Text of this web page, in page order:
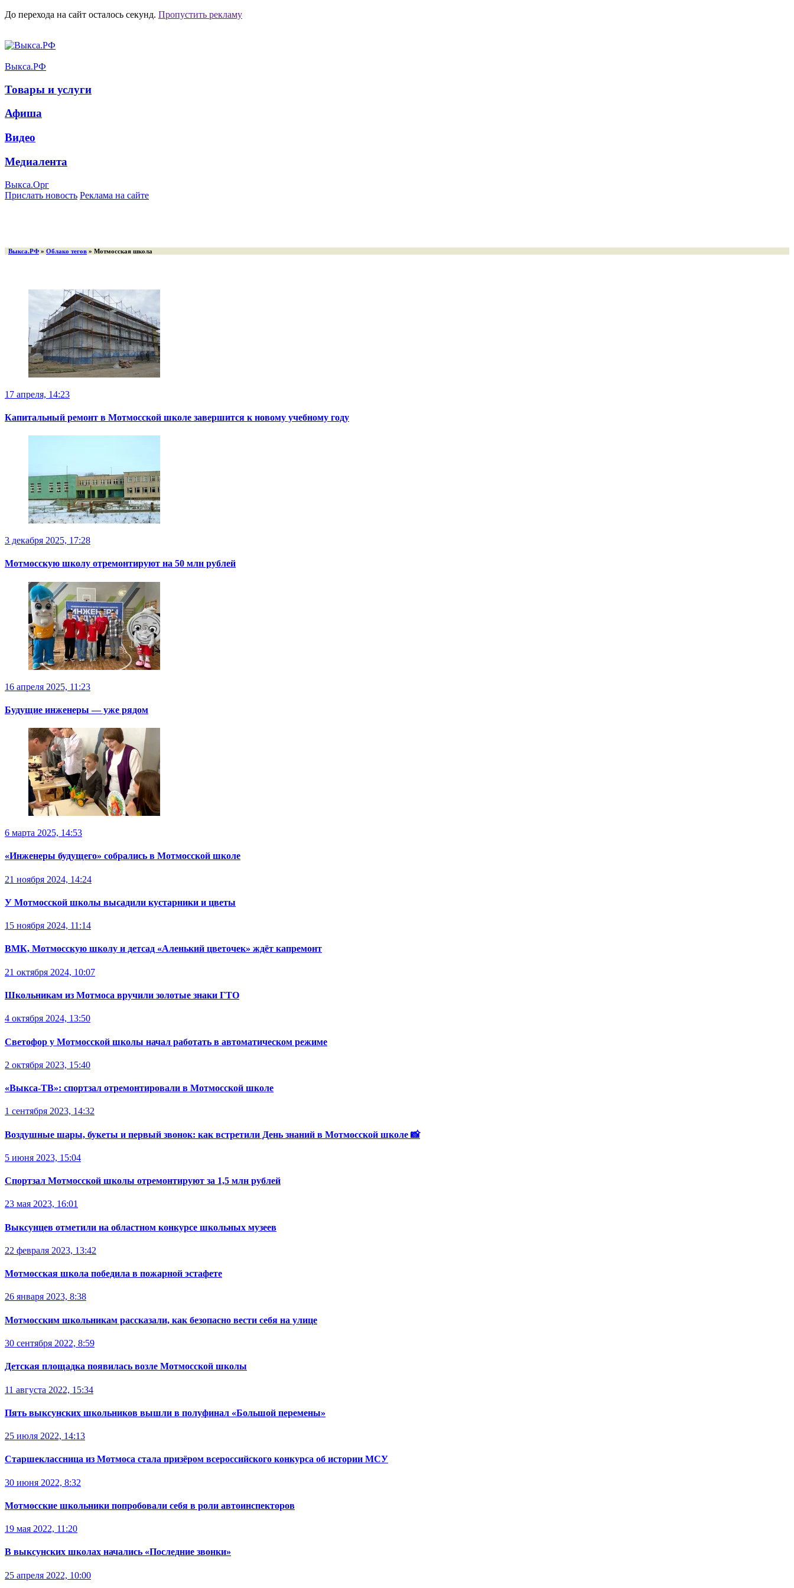
До перехода на сайт осталось секунд. Пропустить рекламу
Выкса.РФ
Товары и услуги
Афиша
Видео
Медиалента
Выкса.Орг
Прислать новость Реклама на сайте
Выкса.РФ » Облако тегов » Мотмосская школа
17 апреля, 14:23
Капитальный ремонт в Мотмосской школе завершится к новому учебному году
3 декабря 2025, 17:28
Мотмосскую школу отремонтируют на 50 млн рублей
16 апреля 2025, 11:23
Будущие инженеры — уже рядом
6 марта 2025, 14:53
«Инженеры будущего» собрались в Мотмосской школе
21 ноября 2024, 14:24
У Мотмосской школы высадили кустарники и цветы
15 ноября 2024, 11:14
ВМК, Мотмосскую школу и детсад «Аленький цветочек» ждёт капремонт
21 октября 2024, 10:07
Школьникам из Мотмоса вручили золотые знаки ГТО
4 октября 2024, 13:50
Светофор у Мотмосской школы начал работать в автоматическом режиме
2 октября 2023, 15:40
«Выкса-ТВ»: спортзал отремонтировали в Мотмосской школе
1 сентября 2023, 14:32
Воздушные шары, букеты и первый звонок: как встретили День знаний в Мотмосской школе 📸
5 июня 2023, 15:04
Спортзал Мотмосской школы отремонтируют за 1,5 млн рублей
23 мая 2023, 16:01
Выксунцев отметили на областном конкурсе школьных музеев
22 февраля 2023, 13:42
Мотмосская школа победила в пожарной эстафете
26 января 2023, 8:38
Мотмосским школьникам рассказали, как безопасно вести себя на улице
30 сентября 2022, 8:59
Детская площадка появилась возле Мотмосской школы
11 августа 2022, 15:34
Пять выксунских школьников вышли в полуфинал «Большой перемены»
25 июля 2022, 14:13
Старшеклассница из Мотмоса стала призёром всероссийского конкурса об истории МСУ
30 июня 2022, 8:32
Мотмосские школьники попробовали себя в роли автоинспекторов
19 мая 2022, 11:20
В выксунских школах начались «Последние звонки»
25 апреля 2022, 10:00